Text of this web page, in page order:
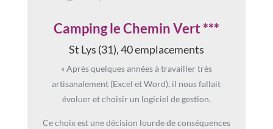
Camping le Chemin Vert ***
St Lys (31), 40 emplacements
« Après quelques années à travailler très
artisanalement (Excel et Word), il nous fallait
évoluer et choisir un logiciel de gestion.
Ce choix est une décision lourde de conséquences